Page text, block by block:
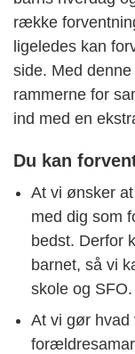
række
ligeledes kan
side. Med
rammerne for
ind med en
Du kan
At vi ønsker
med dig som
bedst. Derfor
barnet, så vi
skole og SFO.
At vi gør hvad